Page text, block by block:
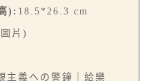
): 18.5*26.3 cm
片)
主義ヘの警鐘｜給樂